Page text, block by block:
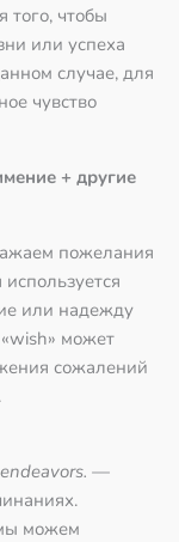
того, чтобы
или успеха
случае, для
чувство
+ другие
пожелания
или надежду
может
сожалений
—
можем